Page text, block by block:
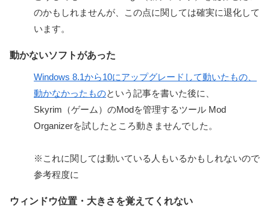
のかもしれませんが、この点に関しては確実に退化して
います。
動かないソフトがあった
Windows 8.1から10にアップグレードして動いたもの、
動かなかったものという記事を書いた後に、
Skyrim（ゲーム）のModを管理するツール Mod
Organizerを試したところ動きませんでした。
※これに関しては動いている人もいるかもしれないので
参考程度に
ウィンドウ位置・大きさを覚えてくれない